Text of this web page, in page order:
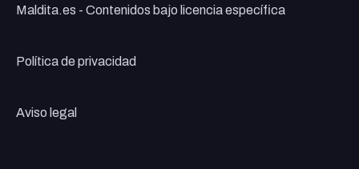
Maldita.es - Contenidos bajo licencia específica
Política de privacidad
Aviso legal